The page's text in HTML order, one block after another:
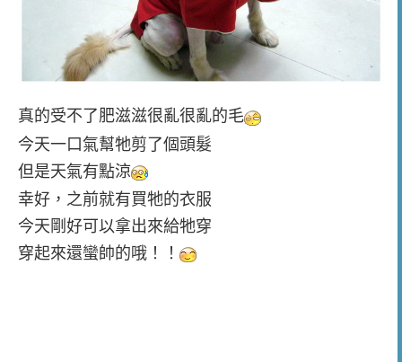
真的受不了肥滋滋很亂很亂的毛
今天一口氣幫牠剪了個頭髮
但是天氣有點涼
幸好，之前就有買牠的衣服
今天剛好可以拿出來給牠穿
穿起來還蠻帥的哦！！